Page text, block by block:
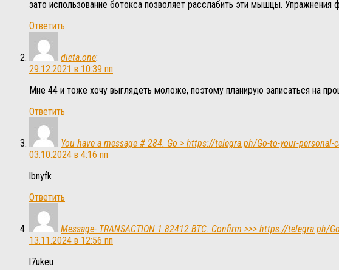
зато использование ботокса позволяет расслабить эти мышцы.
Ответить
dieta.one:
29.12.2021 в 10:39 пп
Мне 44 и тоже хочу выглядеть моложе, поэтому планирую записаться на
Ответить
You have a message # 284. Go > https://telegra.ph/Go-to-your-
03.10.2024 в 4:16 пп
lbnyfk
Ответить
Message- TRANSACTION 1.82412 BTC. Confirm >>> https://
13.11.2024 в 12:56 пп
l7ukeu